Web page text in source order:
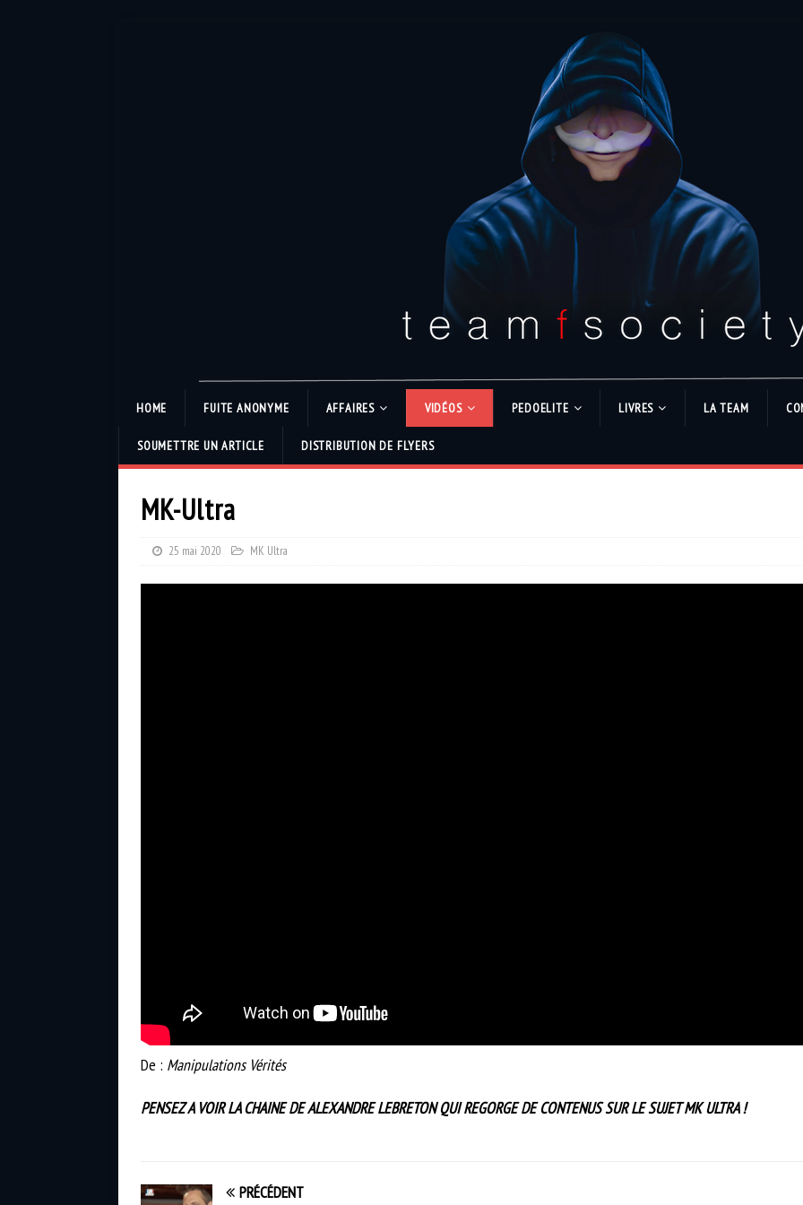
HOME FUITE ANONYME AFFAIRES VIDÉOS PEDOELITE LIVRES LA TEAM
SOUMETTRE UN ARTICLE DISTRIBUTION DE FLYERS
MK-Ultra
25 mai 2020 MK Ultra
De : Manipulations Vérités
PENSEZ A VOIR LA CHAINE DE ALEXANDRE LEBRETON QUI REGORGE DE CONTENUS SUR LE SUJET MK ULTRA !
PRÉCÉDENT